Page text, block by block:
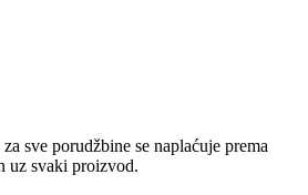
sve porudžbine se naplaćuje prema
uz svaki proizvod.